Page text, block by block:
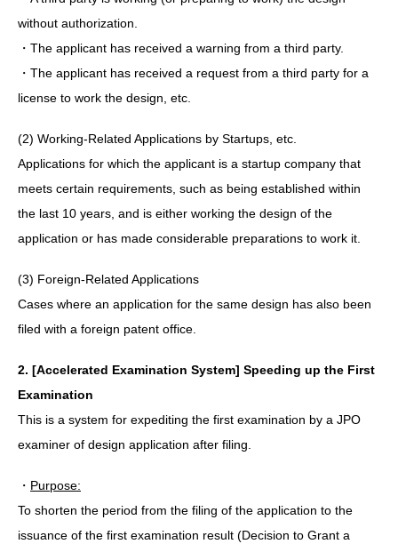
without authorization.
・The applicant has received a warning from a third party.
・The applicant has received a request from a third party for a
license to work the design, etc.
(2) Working-Related Applications by Startups, etc.
Applications for which the applicant is a startup company that
meets certain requirements, such as being established within
the last 10 years, and is either working the design of the
application or has made considerable preparations to work it.
(3) Foreign-Related Applications
Cases where an application for the same design has also been
filed with a foreign patent office.
2. [Accelerated Examination System] Speeding up the First
Examination
This is a system for expediting the first examination by a JPO
examiner of design application after filing.
・ Purpose:
To shorten the period from the filing of the application to the
issuance of the first examination result (Decision to Grant a